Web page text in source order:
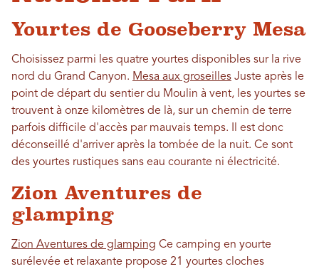
Yourtes de Gooseberry Mesa
Choisissez parmi les quatre yourtes disponibles sur la rive
nord du Grand Canyon. Mesa aux groseilles Juste après le
point de départ du sentier du Moulin à vent, les yourtes se
trouvent à onze kilomètres de là, sur un chemin de terre
parfois difficile d'accès par mauvais temps. Il est donc
déconseillé d'arriver après la tombée de la nuit. Ce sont
des yourtes rustiques sans eau courante ni électricité.
Zion Aventures de
glamping
Zion Aventures de glamping Ce camping en yourte
surélevée et relaxante propose 21 yourtes cloches